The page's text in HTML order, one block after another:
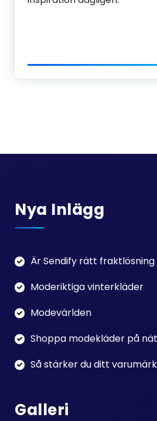
Nya Inlägg
Är Sendify rätt
Moderiktiga vinterkläder
Modevärlden
Shoppa modekläder på
Så stärker du ditt
Galleri